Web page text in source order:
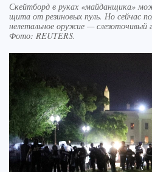
Скейтборд в руках «майданщика»
щита от резиновых пуль. Но сейчас
нелетальное оружие — слезоточивый
Фото: REUTERS.